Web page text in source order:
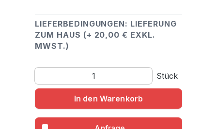
LIEFERBEDINGUNGEN: LIEFERUNG
ZUM HAUS (+ 20,00 € EXKL.
MWST.)
Produkt Anzahl: Gib den gewünschten Wert ein
Stück
In den Warenkorb